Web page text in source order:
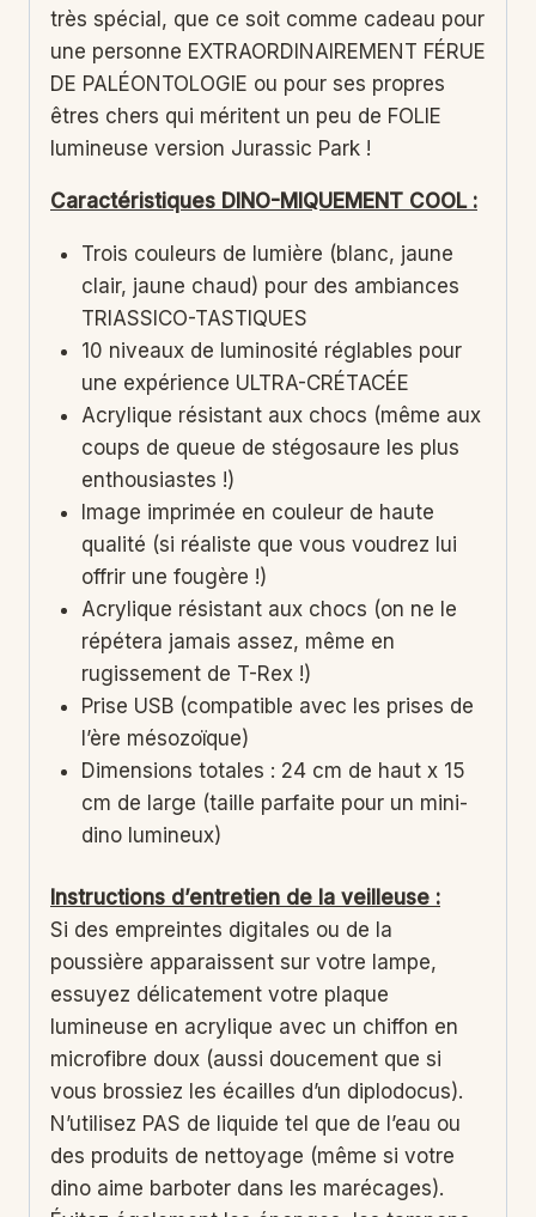
très spécial, que ce soit comme cadeau pour
une personne EXTRAORDINAIREMENT FÉRUE
DE PALÉONTOLOGIE ou pour ses propres
êtres chers qui méritent un peu de FOLIE
lumineuse version Jurassic Park !
Caractéristiques DINO-MIQUEMENT COOL :
Trois couleurs de lumière (blanc, jaune
clair, jaune chaud) pour des ambiances
TRIASSICO-TASTIQUES
10 niveaux de luminosité réglables pour
une expérience ULTRA-CRÉTACÉE
Acrylique résistant aux chocs (même aux
coups de queue de stégosaure les plus
enthousiastes !)
Image imprimée en couleur de haute
qualité (si réaliste que vous voudrez lui
offrir une fougère !)
Acrylique résistant aux chocs (on ne le
répétera jamais assez, même en
rugissement de T-Rex !)
Prise USB (compatible avec les prises de
l’ère mésozoïque)
Dimensions totales : 24 cm de haut x 15
cm de large (taille parfaite pour un mini-
dino lumineux)
Instructions d’entretien de la veilleuse :
Si des empreintes digitales ou de la
poussière apparaissent sur votre lampe,
essuyez délicatement votre plaque
lumineuse en acrylique avec un chiffon en
microfibre doux (aussi doucement que si
vous brossiez les écailles d’un diplodocus).
N’utilisez PAS de liquide tel que de l’eau ou
des produits de nettoyage (même si votre
dino aime barboter dans les marécages).